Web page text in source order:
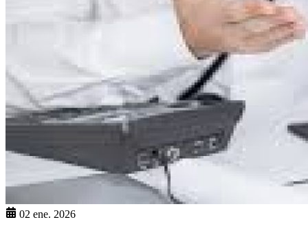
02 ene. 2026